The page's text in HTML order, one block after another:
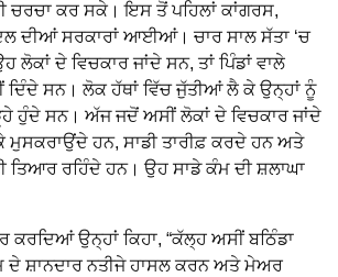
ਚਰਚਾ ਕਰ ਸਕੇ। ਇਸ ਤੋਂ ਪਹਿਲਾਂ ਕਾਂਗਰਸ,
ਦੀਆਂ ਸਰਕਾਰਾਂ ਆਈਆਂ। ਚਾਰ ਸਾਲ ਸੱਤਾ ‘ਚ
ਲੋਕਾਂ ਦੇ ਵਿਚਕਾਰ ਜਾਂਦੇ ਸਨ, ਤਾਂ ਪਿੰਡਾਂ ਵਾਲੇ
ਦਿੰਦੇ ਸਨ। ਲੋਕ ਹੱਥਾਂ ਵਿੱਚ ਜੁੱਤੀਆਂ ਲੈ ਕੇ ਉਨ੍ਹਾਂ ਨੂੰ
ਹੁੰਦੇ ਸਨ। ਅੱਜ ਜਦੋਂ ਅਸੀਂ ਲੋਕਾਂ ਦੇ ਵਿਚਕਾਰ ਜਾਂਦੇ
ਮੁਸਕਰਾਉਂਦੇ ਹਨ, ਸਾਡੀ ਤਾਰੀਫ਼ ਕਰਦੇ ਹਨ ਅਤੇ
ਰਹਿੰਦੇ ਹਨ। ਉਹ ਸਾਡੇ ਕੰਮ ਦੀ ਸ਼ਲਾਘਾ
ਕਰਦਿਆਂ ਉਨ੍ਹਾਂ ਕਿਹਾ, “ਕੱਲ੍ਹ ਅਸੀਂ ਬਠਿੰਡਾ
ਦੇ ਸ਼ਾਨਦਾਰ ਨਤੀਜੇ ਹਾਸਲ ਕਰਨ ਅਤੇ ਮੇਅਰ